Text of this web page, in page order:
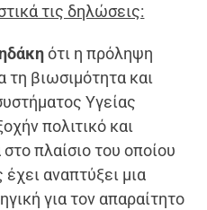
τις δηλώσεις:
ότι η πρόληψη
τη βιωσιμότητα και
Υγείας
πολιτικό και
πλαίσιο του οποίου
αναπτύξει μια
για τον απαραίτητο